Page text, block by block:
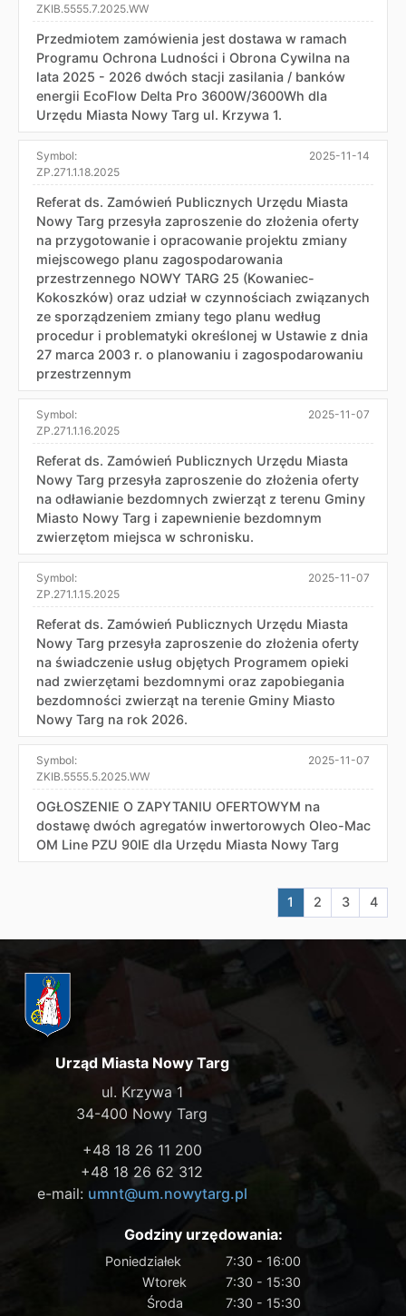
ZKIB.5555.7.2025.WW
Przedmiotem zamówienia jest dostawa w ramach
Programu Ochrona Ludności i Obrona Cywilna na
lata 2025 - 2026 dwóch stacji zasilania / banków
energii EcoFlow Delta Pro 3600W/3600Wh dla
Urzędu Miasta Nowy Targ ul. Krzywa 1.
Symbol:
ZP.271.1.18.2025
2025-11-14
Referat ds. Zamówień Publicznych Urzędu Miasta
Nowy Targ przesyła zaproszenie do złożenia oferty
na przygotowanie i opracowanie projektu zmiany
miejscowego planu zagospodarowania
przestrzennego NOWY TARG 25 (Kowaniec-
Kokoszków) oraz udział w czynnościach związanych
ze sporządzeniem zmiany tego planu według
procedur i problematyki określonej w Ustawie z dnia
27 marca 2003 r. o planowaniu i zagospodarowaniu
przestrzennym
Symbol:
ZP.271.1.16.2025
2025-11-07
Referat ds. Zamówień Publicznych Urzędu Miasta
Nowy Targ przesyła zaproszenie do złożenia oferty
na odławianie bezdomnych zwierząt z terenu Gminy
Miasto Nowy Targ i zapewnienie bezdomnym
zwierzętom miejsca w schronisku.
Symbol:
ZP.271.1.15.2025
2025-11-07
Referat ds. Zamówień Publicznych Urzędu Miasta
Nowy Targ przesyła zaproszenie do złożenia oferty
na świadczenie usług objętych Programem opieki
nad zwierzętami bezdomnymi oraz zapobiegania
bezdomności zwierząt na terenie Gminy Miasto
Nowy Targ na rok 2026.
Symbol:
ZKIB.5555.5.2025.WW
2025-11-07
OGŁOSZENIE O ZAPYTANIU OFERTOWYM na
dostawę dwóch agregatów inwertorowych Oleo-Mac
OM Line PZU 90IE dla Urzędu Miasta Nowy Targ
Aktualna strona nr
1 Przejdź do
2 Przejdź
3 4
Urząd Miasta Nowy Targ
ul. Krzywa 1
34-400 Nowy Targ
+48 18 26 11 200
+48 18 26 62 312
e-mail: umnt@um.nowytarg.pl
Godziny urzędowania:
Poniedziałek
7:30 - 16:00
Wtorek
7:30 - 15:30
Środa
7:30 - 15:30